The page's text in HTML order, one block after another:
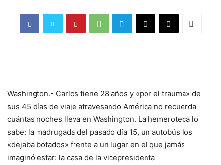
Washington.- Carlos tiene 28 años y «por el trauma» de
sus 45 días de viaje atravesando América no recuerda
cuántas noches lleva en Washington. La hemeroteca lo
sabe: la madrugada del pasado día 15, un autobús los
«dejaba botados» frente a un lugar en el que jamás
imaginó estar: la casa de la vicepresidenta